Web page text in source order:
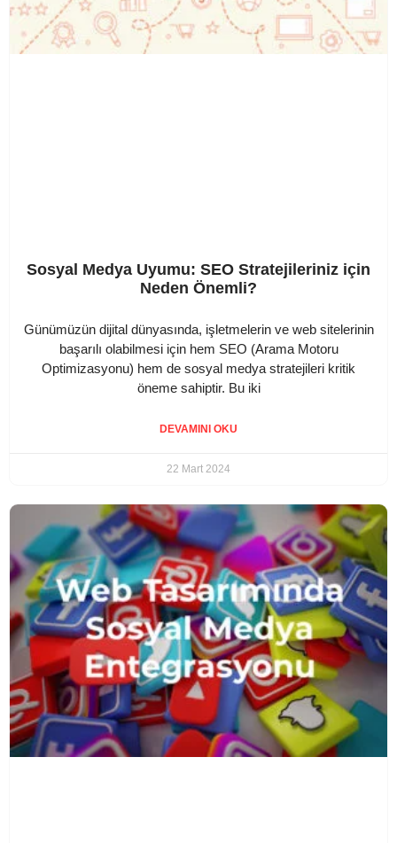
Sosyal Medya Uyumu: SEO Stratejileriniz için
Neden Önemli?
Günümüzün dijital dünyasında, işletmelerin ve web sitelerinin
başarılı olabilmesi için hem SEO (Arama Motoru
Optimizasyonu) hem de sosyal medya stratejileri kritik
öneme sahiptir. Bu iki
DEVAMINI OKU
22 Mart 2024